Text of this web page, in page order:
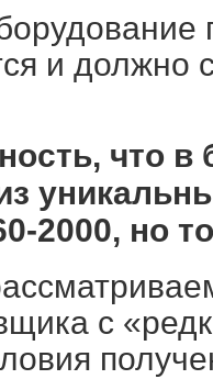
и должно
что
2000, но
с